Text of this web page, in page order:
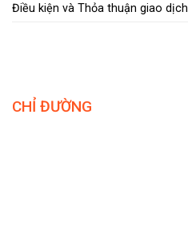
Điều kiện và Thỏa thuận giao dịch
CHỈ ĐƯỜNG